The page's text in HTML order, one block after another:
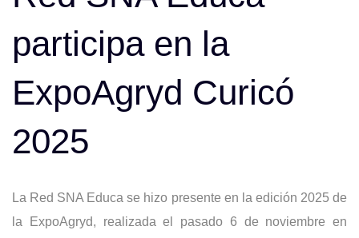
participa en la
ExpoAgryd Curicó
2025
La Red SNA Educa se hizo presente en la edición 2025 de
la ExpoAgryd, realizada el pasado 6 de noviembre en